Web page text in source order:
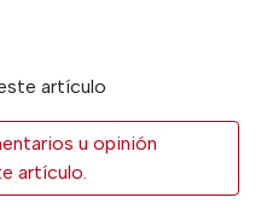
artículo
u opinión
artículo.